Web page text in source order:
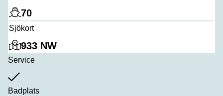
70
Sjökort
933 NW
Service
Badplats